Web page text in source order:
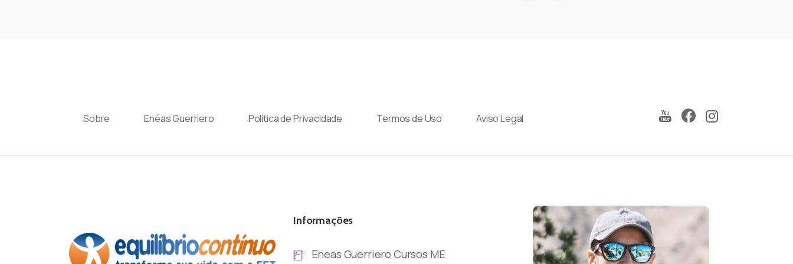
Sobre Enéas Guerriero Política de Privacidade Termos de Uso Aviso Legal
Informações
Eneas Guerriero Cursos ME